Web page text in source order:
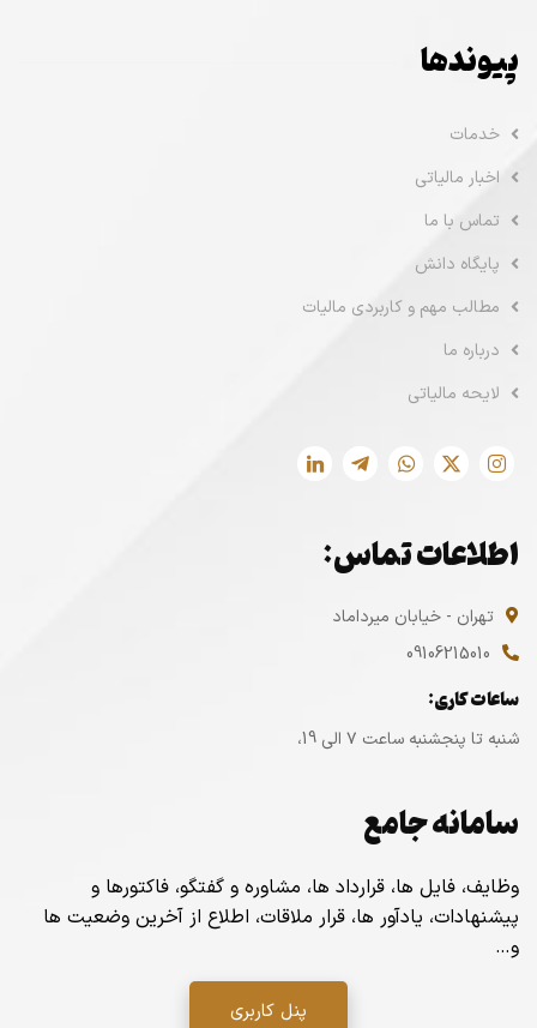
پیوندها
خدمات
اخبار مالیاتی
تماس با ما
پایگاه دانش
مطالب مهم و کاربردی مالیات
درباره ما
لایحه مالیاتی
اطلاعات تماس:
تهران - خیابان میرداماد
09106215010
ساعات کاری:
شنبه تا پنجشنبه ساعت ۷ الی 19،
سامانه جامع
وظایف، فایل ها، قرارداد ها، مشاوره و گفتگو، فاکتورها و
پیشنهادات، یادآور ها، قرار ملاقات، اطلاع از آخرین وضعیت ها
و…
پنل کاربری